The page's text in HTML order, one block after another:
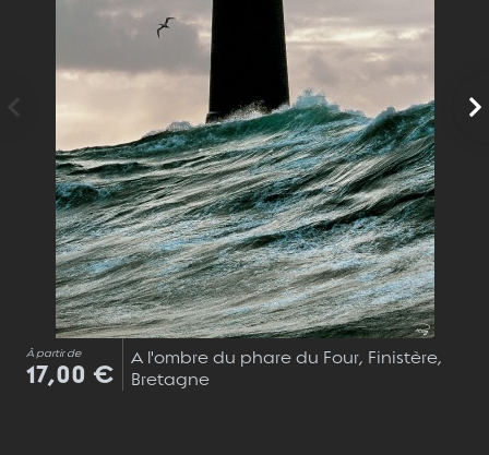
À partir de
17,00 €
A l'ombre du phare du Four, Finistère,
Bretagne